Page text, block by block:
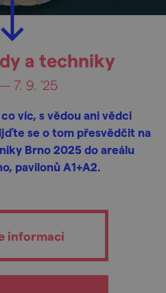
a techniky
7. 9. '25
víc, s vědou ani vědci
se o tom přesvědčit na
Brno 2025 do areálu
pavilonů A1+A2.
informací